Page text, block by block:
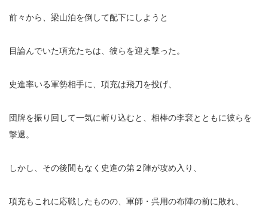
前々から、梁山泊を倒して配下にしようと
目論んでいた項充たちは、彼らを迎え撃った。
史進率いる軍勢相手に、項充は飛刀を投げ、
団牌を振り回して一気に斬り込むと、相棒の李袞とともに彼らを
撃退。
しかし、その後間もなく史進の第２陣が攻め入り、
項充もこれに応戦したものの、軍師・呉用の布陣の前に敗れ、